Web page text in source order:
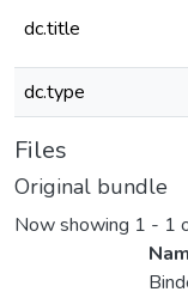
dc.title
dc.type
Files
Original bundle
Now showing 1 - 1